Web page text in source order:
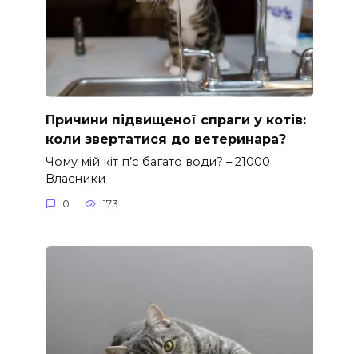
Причини підвищеної спраги у котів:
коли звертатися до ветеринара?
Чому мій кіт п’є багато води? – 21000
Власники
0 173